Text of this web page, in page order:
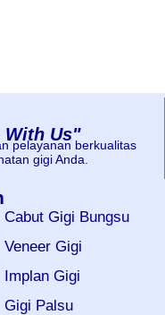
With Us"
pelayanan berkualitas
gigi Anda.
Cabut Gigi Bungsu
Veneer Gigi
Implan Gigi
Gigi Palsu